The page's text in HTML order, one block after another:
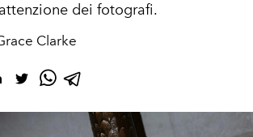
dei fotografi.
Clarke